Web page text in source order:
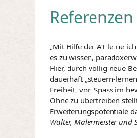
Referenzen
„Mit Hilfe der AT lerne
es zu wissen,
Hier, durch völlig neue
dauerhaft „steuern-
Freiheit, von Spass im
Ohne zu übertreiben
Erweiterungspotentiale
Walter, Malermeister und